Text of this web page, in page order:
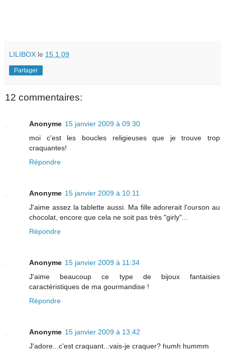
LILIBOX le 15.1.09
Partager
12 commentaires:
Anonyme 15 janvier 2009 à 09:30
moi c'est les boucles religieuses que je trouve trop
craquantes!
Répondre
Anonyme 15 janvier 2009 à 10:11
J'aime assez la tablette aussi. Ma fille adorerait l'ourson au
chocolat, encore que cela ne soit pas très "girly"...
Répondre
Anonyme 15 janvier 2009 à 11:34
J'aime beaucoup ce type de bijoux fantaisies
caractéristiques de ma gourmandise !
Répondre
Anonyme 15 janvier 2009 à 13:42
J'adore...c'est craquant...vais-je craquer? humh hummm